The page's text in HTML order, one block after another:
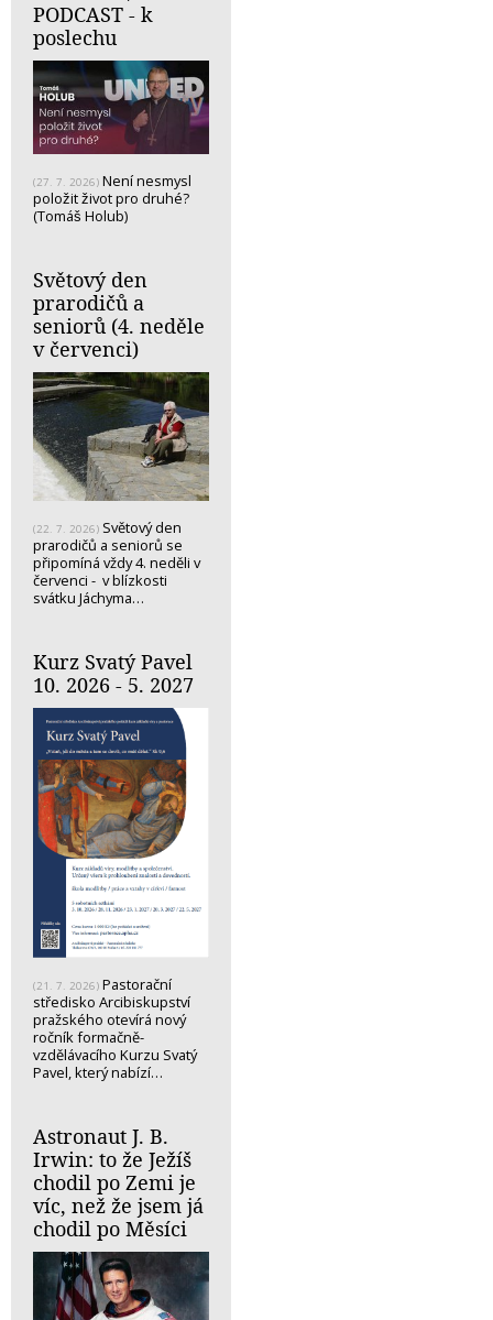
PODCAST - k
poslechu
(27. 7. 2026) Není nesmysl
položit život pro druhé?
(Tomáš Holub)
Světový den
prarodičů a
seniorů (4. neděle
v červenci)
(22. 7. 2026) Světový den
prarodičů a seniorů se
připomíná vždy 4. neděli v
červenci - v blízkosti
svátku Jáchyma…
Kurz Svatý Pavel
10. 2026 - 5. 2027
(21. 7. 2026) Pastorační
středisko Arcibiskupství
pražského otevírá nový
ročník formačně-
vzdělávacího Kurzu Svatý
Pavel, který nabízí…
Astronaut J. B.
Irwin: to že Ježíš
chodil po Zemi je
víc, než že jsem já
chodil po Měsíci